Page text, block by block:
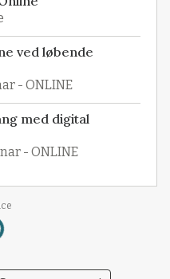
ved løbende
- ONLINE
med digital
- ONLINE